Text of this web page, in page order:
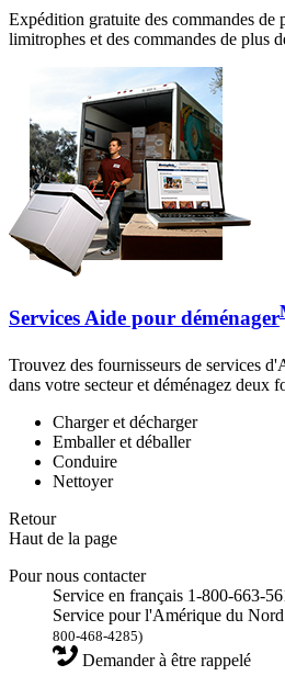
Expédition gratuite des commandes de
limitrophes et des commandes de plus
Services Aide pour déménager
Trouvez des fournisseurs de services
dans votre secteur et déménagez deux
Charger et décharger
Emballer et déballer
Conduire
Nettoyer
Retour
Haut de la page
Pour nous contacter
Service en français 1-800-663-
Service pour l'Amérique du
800-468-4285)
Demander à être rappelé